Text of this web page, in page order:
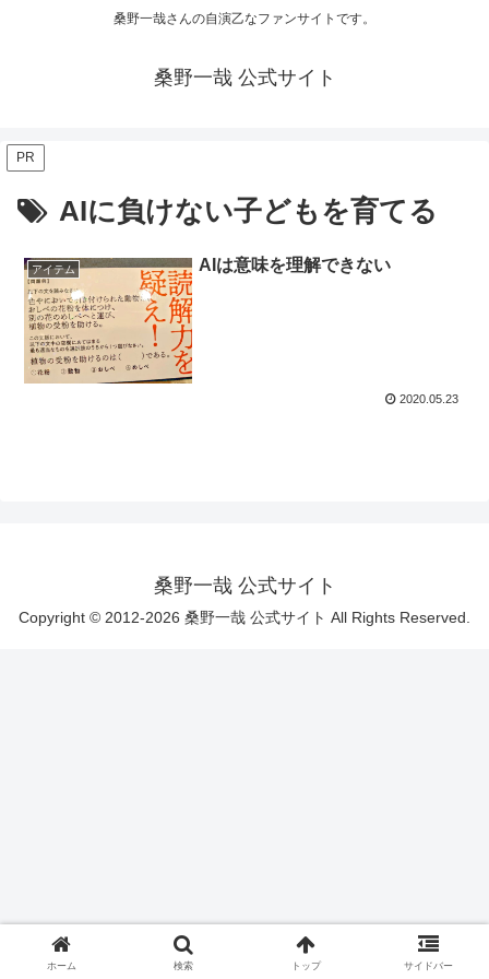
桑野一哉さんの自演乙なファンサイトです。
桑野一哉 公式サイト
PR
AIに負けない子どもを育てる
アイテム AIは意味を理解できない
2020.05.23
桑野一哉 公式サイト
Copyright © 2012-2026 桑野一哉 公式サイト All Rights Reserved.
ホーム 検索 トップ サイドバー